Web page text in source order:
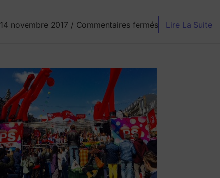
14 novembre 2017 / Commentaires fermés Lire La Suite